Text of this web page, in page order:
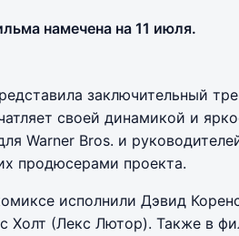
намечена на 11 июля.
заключительный
своей динамикой и
Warner Bros. и
продюсерами проекта.
исполнили Дэвид
Холт (Лекс Лютор). Также в